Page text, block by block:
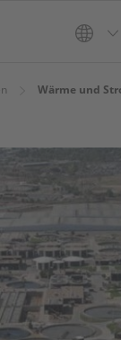
Wärme und